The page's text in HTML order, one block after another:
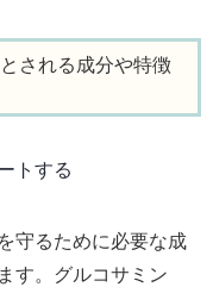
される成分や特徴
トする
守るために必要な成
す。グルコサミン